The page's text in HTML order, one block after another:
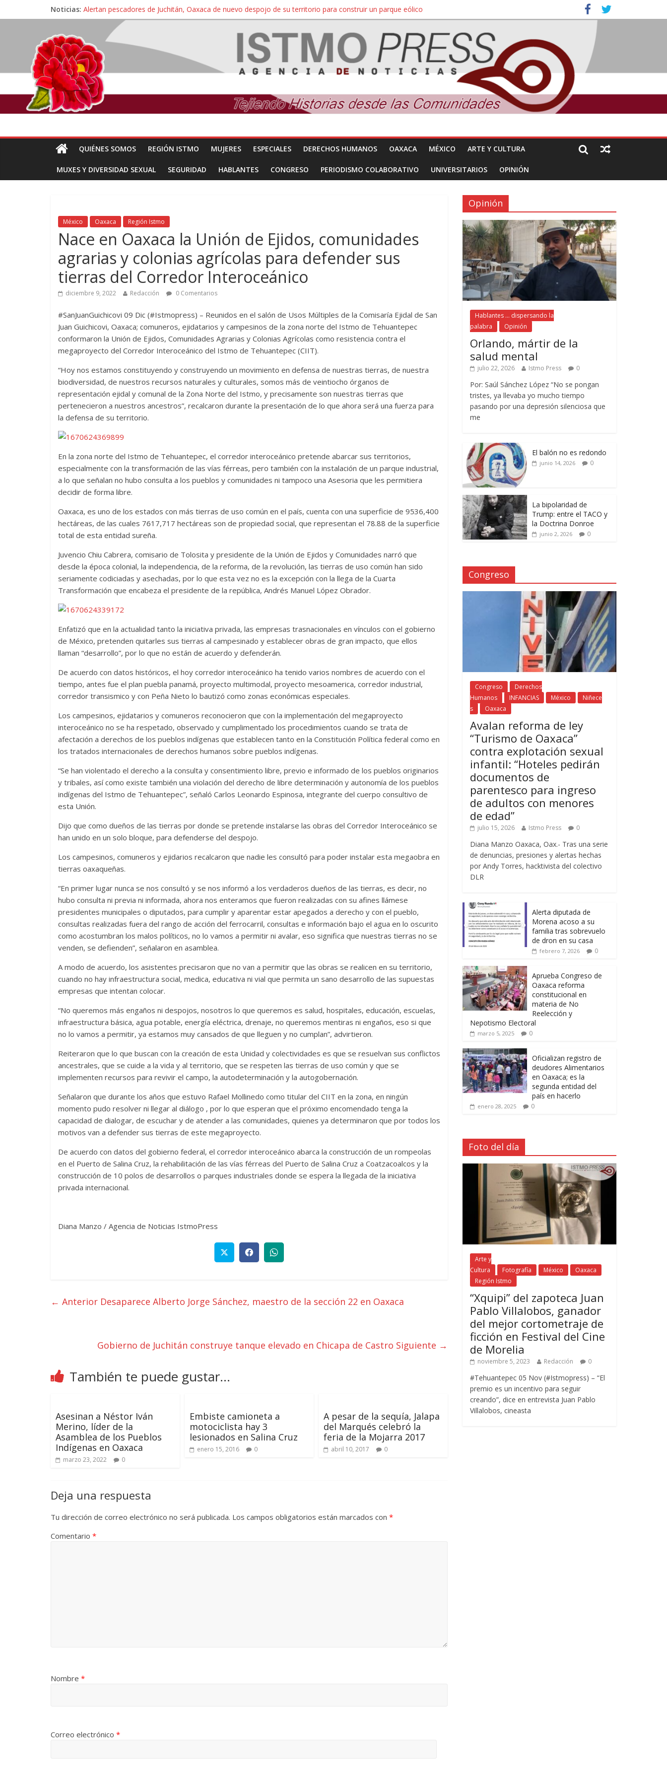
Noticias: Alertan pescadores de Juchitán, Oaxaca de nuevo despojo de su territorio para construir un parque eólico
Pescadores y comuneros ikoots detienen la extracción ilegal de material pétreo de gravera Oyamel
Un nuevo derrame de hidrocarburo afecta a Salina Cruz, Oaxaca; ahora pescadores de Salinas del Marqués denuncian daños de Pemex
🎧Capítulo 2 : CUIDAR A MI HIJA CON SÍNDROME DE DOWN
Familiares de periodista Alejandro Leyva asesinado en Oaxaca protestan y exigen justicia en desfile de delegaciones
QUIÉNES SOMOS REGIÓN ISTMO MUJERES ESPECIALES DERECHOS HUMANOS OAXACA MÉXICO ARTE Y CULTURA
MUXES Y DIVERSIDAD SEXUAL SEGURIDAD HABLANTES CONGRESO PERIODISMO COLABORATIVO UNIVERSITARIOS OPINIÓN
México Oaxaca Región Istmo
Nace en Oaxaca la Unión de Ejidos, comunidades
agrarias y colonias agrícolas para defender sus
tierras del Corredor Interoceánico
diciembre 9, 2022 Redacción 0 Comentarios
#SanJuanGuichicovi 09 Dic (#Istmopress) – Reunidos en el salón de Usos Múltiples de la Comisaría Ejidal de San
Juan Guichicovi, Oaxaca; comuneros, ejidatarios y campesinos de la zona norte del Istmo de Tehuantepec
conformaron la Unión de Ejidos, Comunidades Agrarias y Colonias Agrícolas como resistencia contra el
megaproyecto del Corredor Interoceánico del Istmo de Tehuantepec (CIIT).
“Hoy nos estamos constituyendo y construyendo un movimiento en defensa de nuestras tierras, de nuestra
biodiversidad, de nuestros recursos naturales y culturales, somos más de veintiocho órganos de
representación ejidal y comunal de la Zona Norte del Istmo, y precisamente son nuestras tierras que
pertenecieron a nuestros ancestros”, recalcaron durante la presentación de lo que ahora será una fuerza para
la defensa de su territorio.
En la zona norte del Istmo de Tehuantepec, el corredor interoceánico pretende abarcar sus territorios,
especialmente con la transformación de las vías férreas, pero también con la instalación de un parque industrial,
a lo que señalan no hubo consulta a los pueblos y comunidades ni tampoco una Asesoria que les permitiera
decidir de forma libre.
Oaxaca, es uno de los estados con más tierras de uso común en el país, cuenta con una superficie de 9536,400
hectáreas, de las cuales 7617,717 hectáreas son de propiedad social, que representan el 78.88 de la superficie
total de esta entidad sureña.
Juvencio Chiu Cabrera, comisario de Tolosita y presidente de la Unión de Ejidos y Comunidades narró que
desde la época colonial, la independencia, de la reforma, de la revolución, las tierras de uso común han sido
seriamente codiciadas y asechadas, por lo que esta vez no es la excepción con la llega de la Cuarta
Transformación que encabeza el presidente de la república, Andrés Manuel López Obrador.
Enfatizó que en la actualidad tanto la iniciativa privada, las empresas trasnacionales en vínculos con el gobierno
de México, pretenden quitarles sus tierras al campesinado y establecer obras de gran impacto, que ellos
llaman “desarrollo”, por lo que no están de acuerdo y defenderán.
De acuerdo con datos históricos, el hoy corredor interoceánico ha tenido varios nombres de acuerdo con el
tiempo, antes fue el plan puebla panamá, proyecto multimodal, proyecto mesoamerica, corredor industrial,
corredor transismico y con Peña Nieto lo bautizó como zonas económicas especiales.
Los campesinos, ejidatarios y comuneros reconocieron que con la implementación del megaproyecto
interoceánico no se ha respetado, observado y cumplimentado los procedimientos cuando se trata de
afectación a derechos de los pueblos indígenas que establecen tanto en la Constitución Política federal como en
los tratados internacionales de derechos humanos sobre pueblos indígenas.
“Se han violentado el derecho a la consulta y consentimiento libre, previo e informado de los pueblos originarios
y tribales, así como existe también una violación del derecho de libre determinación y autonomía de los pueblos
indígenas del Istmo de Tehuantepec”, señaló Carlos Leonardo Espinosa, integrante del cuerpo consultivo de
esta Unión.
Dijo que como dueños de las tierras por donde se pretende instalarse las obras del Corredor Interoceánico se
han unido en un solo bloque, para defenderse del despojo.
Los campesinos, comuneros y ejidarios recalcaron que nadie les consultó para poder instalar esta megaobra en
tierras oaxaqueñas.
“En primer lugar nunca se nos consultó y se nos informó a los verdaderos dueños de las tierras, es decir, no
hubo consulta ni previa ni informada, ahora nos enteramos que fueron realizadas con su afines llámese
presidentes municipales o diputados, para cumplir y aparentar estar apegados a derecho y con el pueblo,
consultas realizadas fuera del rango de acción del ferrocarril, consultas e información bajo el agua en lo oscurito
como acostumbran los malos políticos, no lo vamos a permitir ni avalar, eso significa que nuestras tierras no se
venden, se defienden”, señalaron en asamblea.
A modo de acuerdo, los asistentes precisaron que no van a permitir que las obras se realicen en su territorio,
cuando no hay infraestructura social, medica, educativa ni vial que permita un sano desarrollo de las supuestas
empresas que intentan colocar.
“No queremos más engaños ni despojos, nosotros lo que queremos es salud, hospitales, educación, escuelas,
infraestructura básica, agua potable, energía eléctrica, drenaje, no queremos mentiras ni engaños, eso si que
no lo vamos a permitir, ya estamos muy cansados de que lleguen y no cumplan”, advirtieron.
Reiteraron que lo que buscan con la creación de esta Unidad y colectividades es que se resuelvan sus conflictos
ancestrales, que se cuide a la vida y al territorio, que se respeten las tierras de uso común y que se
implementen recursos para revivir el campo, la autodeterminación y la autogobernación.
Señalaron que durante los años que estuvo Rafael Mollinedo como titular del CIIT en la zona, en ningún
momento pudo resolver ni llegar al diálogo , por lo que esperan que el próximo encomendado tenga la
capacidad de dialogar, de escuchar y de atender a las comunidades, quienes ya determinaron que por todos los
motivos van a defender sus tierras de este megaproyecto.
De acuerdo con datos del gobierno federal, el corredor interoceánico abarca la construcción de un rompeolas
en el Puerto de Salina Cruz, la rehabilitación de las vías férreas del Puerto de Salina Cruz a Coatzacoalcos y la
construcción de 10 polos de desarrollos o parques industriales donde se espera la llegada de la iniciativa
privada internacional.
Diana Manzo / Agencia de Noticias IstmoPress
← Anterior Desaparece Alberto Jorge Sánchez, maestro de la sección 22 en Oaxaca
Gobierno de Juchitán construye tanque elevado en Chicapa de Castro Siguiente →
También te puede gustar...
Asesinan a Néstor Iván
Merino, líder de la
Asamblea de los Pueblos
Indígenas en Oaxaca
marzo 23, 2022 0
Embiste camioneta a
motociclista hay 3
lesionados en Salina Cruz
enero 15, 2016 0
A pesar de la sequía, Jalapa
del Marqués celebró la
feria de la Mojarra 2017
abril 10, 2017 0
Deja una respuesta
Tu dirección de correo electrónico no será publicada. Los campos obligatorios están marcados con *
Comentario *
Nombre *
Correo electrónico *
Opinión
Hablantes ... dispersando la
palabra
Opinión
Orlando, mártir de la
salud mental
julio 22, 2026 Istmo Press 0
Por: Saúl Sánchez López “No se pongan
tristes, ya llevaba yo mucho tiempo
pasando por una depresión silenciosa que
me
El balón no es redondo
junio 14, 2026 0
La bipolaridad de
Trump: entre el TACO y
la Doctrina Donroe
junio 2, 2026 0
Congreso
Congreso
Derechos
Humanos
INFANCIAS México
Niñece
s
Oaxaca
Avalan reforma de ley
“Turismo de Oaxaca”
contra explotación sexual
infantil: “Hoteles pedirán
documentos de
parentesco para ingreso
de adultos con menores
de edad”
julio 15, 2026 Istmo Press 0
Diana Manzo Oaxaca, Oax.- Tras una serie
de denuncias, presiones y alertas hechas
por Andy Torres, hacktivista del colectivo
DLR
Alerta diputada de
Morena acoso a su
familia tras sobrevuelo
de dron en su casa
febrero 7, 2026 0
Aprueba Congreso de
Oaxaca reforma
constitucional en
materia de No
Reelección y
Nepotismo Electoral
marzo 5, 2025 0
Oficializan registro de
deudores Alimentarios
en Oaxaca; es la
segunda entidad del
país en hacerlo
enero 28, 2025 0
Foto del día
Arte y
Cultura
Fotografía México
Oaxaca
Región Istmo
“Xquipi” del zapoteca Juan
Pablo Villalobos, ganador
del mejor cortometraje de
ficción en Festival del Cine
de Morelia
noviembre 5, 2023 Redacción 0
#Tehuantepec 05 Nov (#Istmopress) – “El
premio es un incentivo para seguir
creando”, dice en entrevista Juan Pablo
Villalobos, cineasta